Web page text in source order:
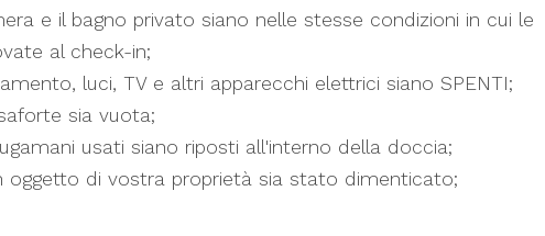
e il bagno privato siano nelle stesse condizioni in cui le
al check-in;
luci, TV e altri apparecchi elettrici siano SPENTI;
sia vuota;
usati siano riposti all'interno della doccia;
oggetto di vostra proprietà sia stato dimenticato;